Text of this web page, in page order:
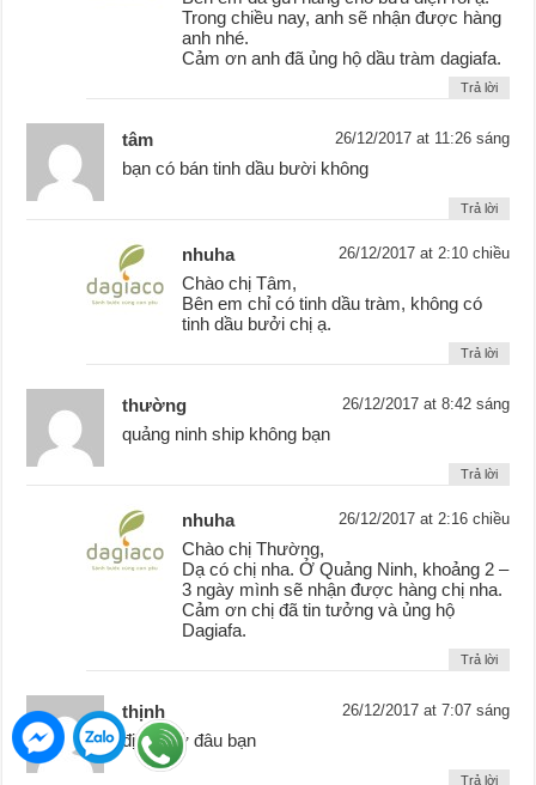
Trong chiều nay, anh sẽ nhận được hàng
anh nhé.
Cảm ơn anh đã ủng hộ dầu tràm dagiafa.
Trả lời
tâm 26/12/2017 at 11:26 sáng
bạn có bán tinh dầu bười không
Trả lời
nhuha 26/12/2017 at 2:10 chiều
Chào chị Tâm,
Bên em chỉ có tinh dầu tràm, không có
tinh dầu bưởi chị ạ.
Trả lời
thường 26/12/2017 at 8:42 sáng
quảng ninh ship không bạn
Trả lời
nhuha 26/12/2017 at 2:16 chiều
Chào chị Thường,
Dạ có chị nha. Ở Quảng Ninh, khoảng 2 –
3 ngày mình sẽ nhận được hàng chị nha.
Cảm ơn chị đã tin tưởng và ủng hộ
Dagiafa.
Trả lời
thịnh 26/12/2017 at 7:07 sáng
địa chỉ ở đâu bạn
Trả lời